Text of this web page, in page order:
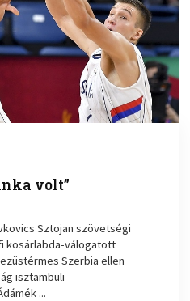
volt”
Sztojan szövetségi
kosárlabda-válogatott
Szerbia ellen
isztambuli
...